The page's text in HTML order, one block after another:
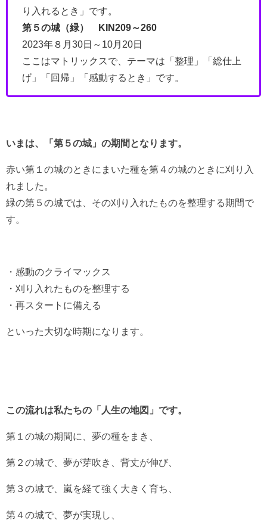
り入れるとき」です。
第５の城（緑） KIN209～260
2023年８月30日～10月20日
ここはマトリックスで、テーマは「整理」「総仕上
げ」「回帰」「感動するとき」です。
いまは、「第５の城」の期間となります。
赤い第１の城のときにまいた種を第４の城のときに刈り入
れました。
緑の第５の城では、その刈り入れたものを整理する期間で
す。
・感動のクライマックス
・刈り入れたものを整理する
・再スタートに備える
といった大切な時期になります。
この流れは私たちの「人生の地図」です。
第１の城の期間に、夢の種をまき、
第２の城で、夢が芽吹き、背丈が伸び、
第３の城で、嵐を経て強く大きく育ち、
第４の城で、夢が実現し、